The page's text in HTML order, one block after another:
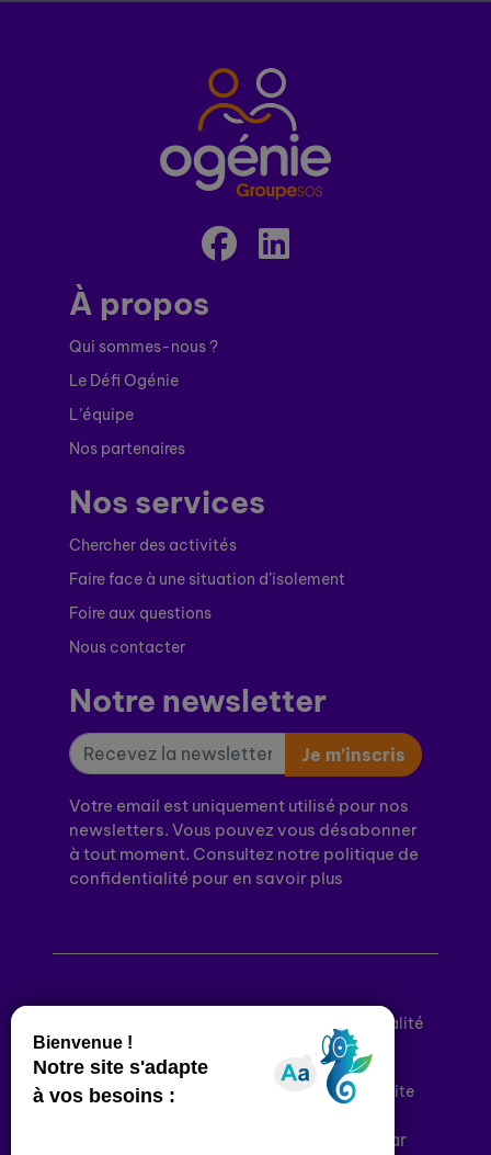
À propos
Qui sommes-nous ?
Le Défi Ogénie
L’équipe
Nos partenaires
Nos services
Chercher des activités
Faire face à une situation d’isolement
Foire aux questions
Nous contacter
Notre newsletter
Je m’inscris
Votre email est uniquement utilisé pour nos
newsletters. Vous pouvez vous désabonner
à tout moment. Consultez notre politique de
confidentialité pour en savoir plus
Politique de confidentialité
Conditions générales d’utilisation
Déclaration d’accessibilité
Plan du site
Plateforme développée en France par